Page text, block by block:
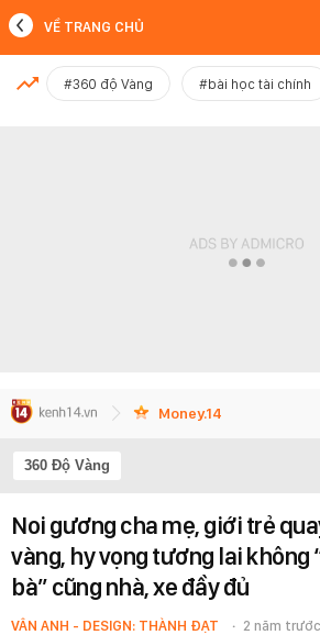
MỚI NHẤT
VỀ TRANG CHỦ
#360 độ Vàng #bài học tài chính
Money.14
360 Độ Vàng
Noi gương cha mẹ, giới trẻ
vàng, hy vọng tương lai không
bà” cũng nhà, xe đầy đủ
VÂN ANH - DESIGN: THÀNH ĐẠT 2 năm trước